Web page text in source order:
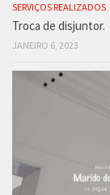
SERVIÇOS REALIZADOS
Troca de disjuntor.
JANEIRO 6, 2023